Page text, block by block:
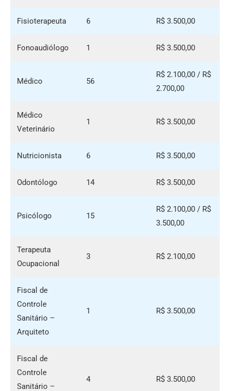
Fisioterapeuta 6 R$ 3.500,00
Fonoaudiólogo 1 R$ 3.500,00
Médico 56
R$ 2.100,00 / R$
2.700,00
Médico
Veterinário
1 R$ 3.500,00
Nutricionista 6 R$ 3.500,00
Odontólogo 14 R$ 3.500,00
Psicólogo 15
R$ 2.100,00 / R$
3.500,00
Terapeuta
Ocupacional
3 R$ 2.100,00
Fiscal de
Controle
Sanitário –
Arquiteto
1 R$ 3.500,00
Fiscal de
Controle
Sanitário –
4 R$ 3.500,00